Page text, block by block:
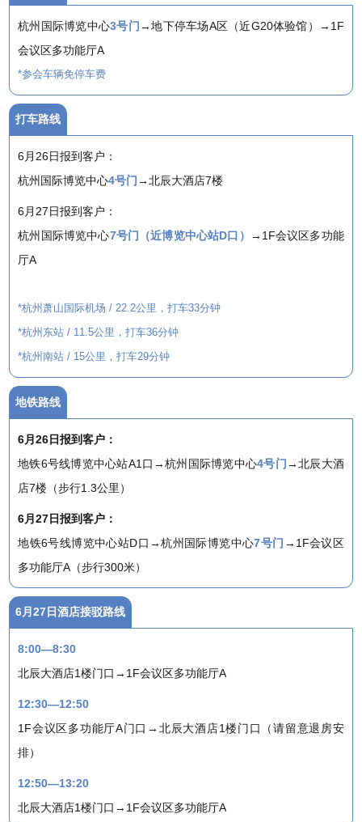
杭州国际博览中心3号门→地下停车场A区（近G20体验馆）→1F
会议区多功能厅A
*参会车辆免停车费
打车路线
6月26日报到客户：
杭州国际博览中心4号门→北辰大酒店7楼
6月27日报到客户：
杭州国际博览中心7号门（近博览中心站D口）
→1F会议区多功能
厅A
*杭州萧山国际机场 / 22.2公里，打车33分钟
*杭州东站 / 11.5公里，打车36分钟
*杭州南站 / 15公里，打车29分钟
地铁路线
6月26日报到客户：
地铁6号线博览中心站A1口→杭州国际博览中心4号门→北辰大酒
店7楼（步行1.3公里）
6月27日报到客户：
地铁6号线博览中心站D口→杭州国际博览中心7号门 →1F会议区
多功能厅A（步行300米）
6月27日酒店接驳路线
8:00—8:30
北辰大酒店1楼门口→1F会议区多功能厅A
12:30—12:50
1F会议区多功能厅A门口→北辰大酒店1楼门口（请留意退房安
排）
12:50—13:20
北辰大酒店1楼门口→1F会议区多功能厅A